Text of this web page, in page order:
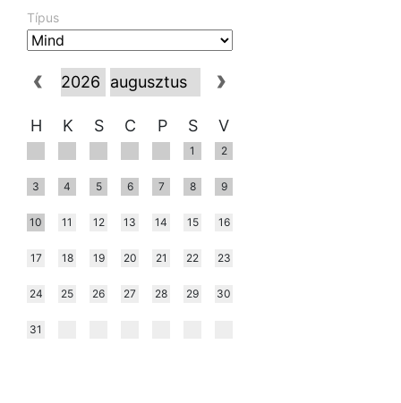
Típus
H K S C P S V
1 2
3 4 5 6 7 8 9
10 11 12 13 14 15 16
17 18 19 20 21 22 23
24 25 26 27 28 29 30
31